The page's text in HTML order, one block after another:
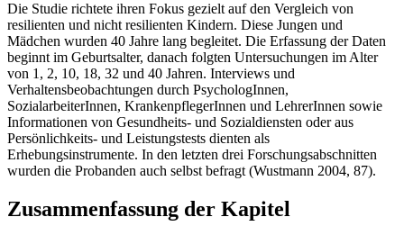
Die Studie richtete ihren Fokus gezielt auf den Vergleich von
resilienten und nicht resilienten Kindern. Diese Jungen und
Mädchen wurden 40 Jahre lang begleitet. Die Erfassung der Daten
beginnt im Geburtsalter, danach folgten Untersuchungen im Alter
von 1, 2, 10, 18, 32 und 40 Jahren. Interviews und
Verhaltensbeobachtungen durch PsychologInnen,
SozialarbeiterInnen, KrankenpflegerInnen und LehrerInnen sowie
Informationen von Gesundheits- und Sozialdiensten oder aus
Persönlichkeits- und Leistungstests dienten als
Erhebungsinstrumente. In den letzten drei Forschungsabschnitten
wurden die Probanden auch selbst befragt (Wustmann 2004, 87).
Zusammenfassung der Kapitel